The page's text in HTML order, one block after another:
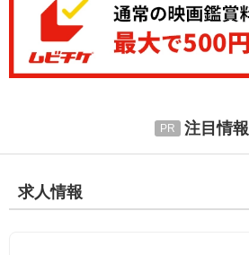
注目情報
求人情報